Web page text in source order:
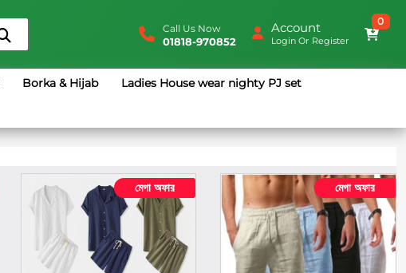
Call Us Now
01818-970852
Account
Login Or Register
0
Borka & Hijab Ladies House wear nighty PJ set
মেগা অফার মেগা অফার